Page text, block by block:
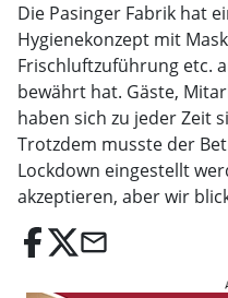
Die Pasinger Fabrik hat
Hygienekonzept mit
Frischluftzuführung etc.
bewährt hat. Gäste,
haben sich zu jeder Zeit
Trotzdem musste der
Lockdown eingestellt
akzeptieren, aber wir
email